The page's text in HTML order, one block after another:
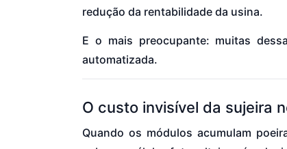
redução da rentabilidade da usina.
E o mais preocupante: muitas
automatizada.
O custo invisível da sujeira
Quando os módulos acumulam